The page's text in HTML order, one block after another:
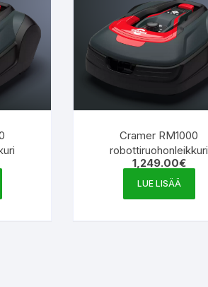
Cramer RM1000
robottiruohonleikkuri
1,249.00€
LUE LISÄÄ